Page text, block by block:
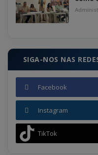
SIGA-NOS NAS
Facebook
Instagram
TikTok